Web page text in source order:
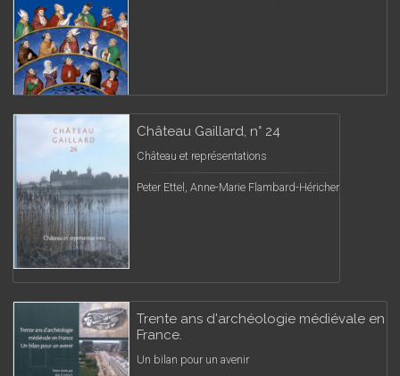
Château Gaillard, n° 24
Château et représentations
Peter Ettel, Anne-Marie Flambard-Héricher
Trente ans d'archéologie médiévale en
France.
Un bilan pour un avenir